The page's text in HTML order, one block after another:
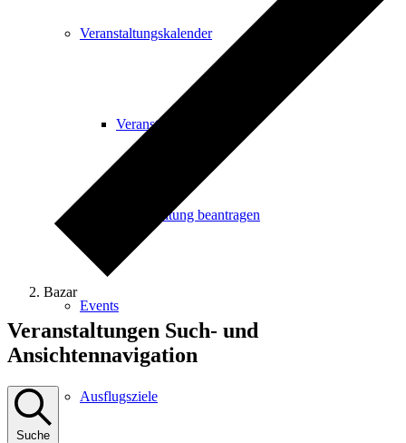
Veranstaltungskalender
Veranstaltungskalender
Veranstaltung beantragen
Events
Ausflugsziele
Bazar
Veranstaltungen
Veranstaltungen Such- und
Ansichtennavigation
Suche